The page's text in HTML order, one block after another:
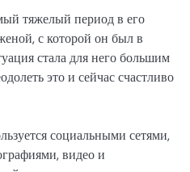
тяжелый период в его
с которой он был в
стала для него большим
это и сейчас счастливо
социальными сетями,
видео и